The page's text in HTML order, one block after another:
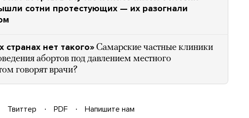
сотни протестующих — их разогнали
нет такого» Самарские частные клиники
абортов под давлением местного
говорят врачи?
Твиттер PDF
Напишите нам